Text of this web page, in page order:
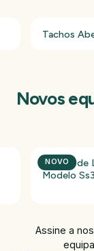
Tachos
Novos
NOVO
Bomba de
Modelo
Assine a